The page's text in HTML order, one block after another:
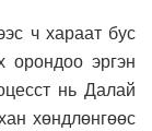
ч хараат бус
эргэн
нь Далай
хөндлөнгөөс